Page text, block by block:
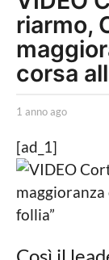
n
n
o
a
g
1
n
n
o
riarmo,
corsa
b
L
a
P
o
i
i
1 anno ago
o
a
[ad_1]